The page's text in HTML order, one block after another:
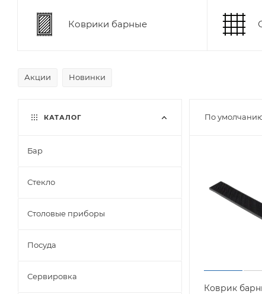
Коврики барные
Акции Новинки
По
Коврик
КАТАЛОГ
Бар
Стекло
Столовые приборы
Посуда
Сервировка